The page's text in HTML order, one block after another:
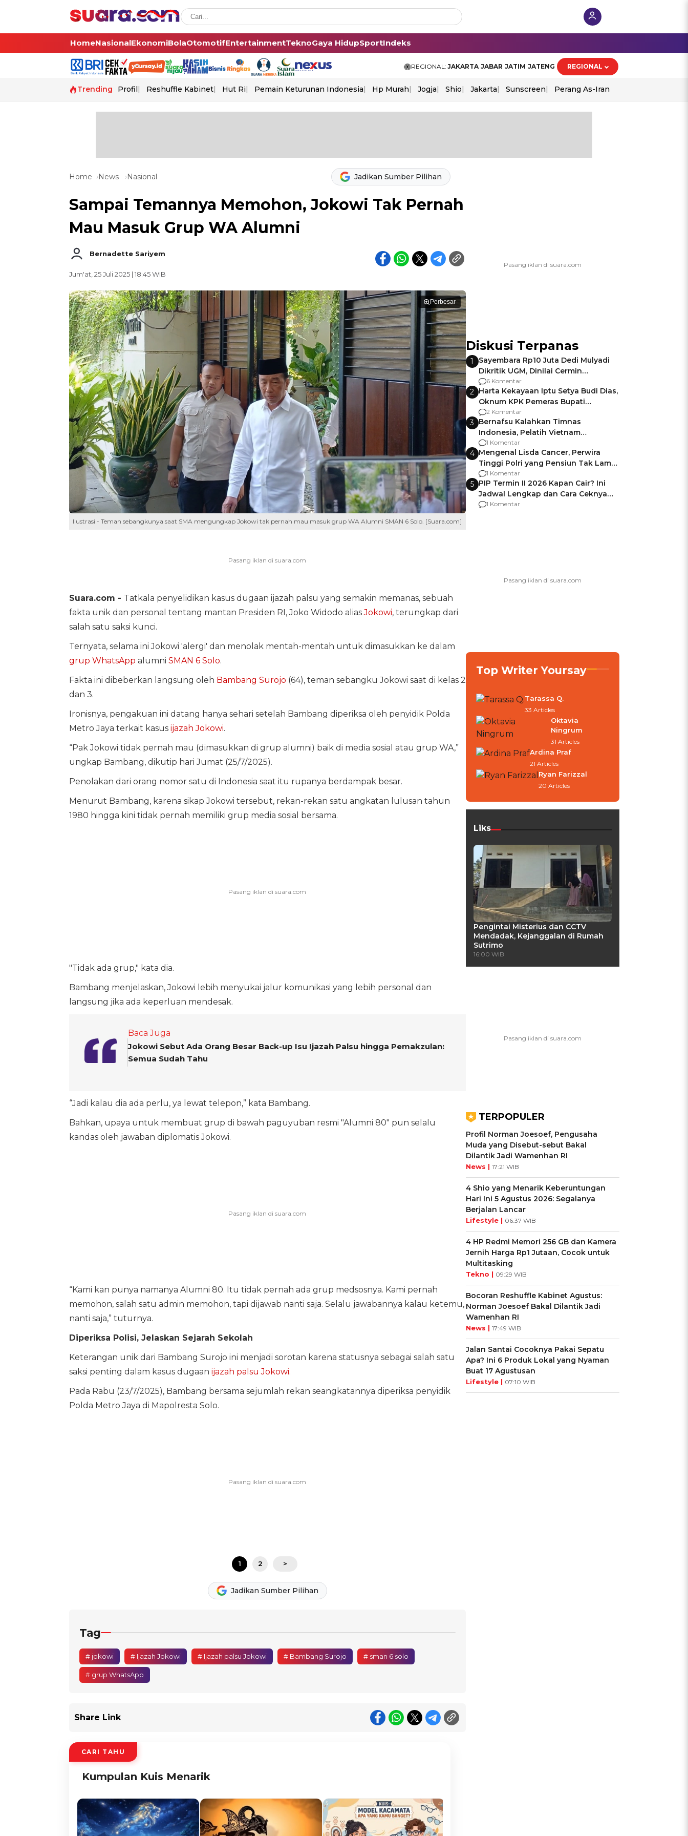
HomeNasionalEkonomiBolaOtomotifEntertainmentTeknoGaya HidupSportIndeks
REGIONAL: JAKARTA JABAR JATIM JATENG REGIONAL
Trending Profil Reshuffle Kabinet Hut Ri Pemain Keturunan Indonesia Hp Murah Jogja Shio Jakarta Sunscreen Perang As-Iran
Home News Nasional Jadikan Sumber Pilihan
Sampai Temannya Memohon, Jokowi Tak Pernah
Mau Masuk Grup WA Alumni
Bernadette Sariyem
Jum'at, 25 Juli 2025 | 18:45 WIB
Perbesar
Ilustrasi - Teman sebangkunya saat SMA mengungkap Jokowi tak pernah mau masuk grup WA Alumni SMAN 6 Solo. [Suara.com]
Suara.com - Tatkala penyelidikan kasus dugaan ijazah palsu yang semakin memanas, sebuah
fakta unik dan personal tentang mantan Presiden RI, Joko Widodo aliasJokowi, terungkap dari
salah satu saksi kunci.
Ternyata, selama ini Jokowi 'alergi' dan menolak mentah-mentah untuk dimasukkan ke dalam
grup WhatsApp alumni SMAN 6 Solo.
Fakta ini dibeberkan langsung oleh Bambang Surojo (64), teman sebangku Jokowi saat di kelas 2
dan 3.
Ironisnya, pengakuan ini datang hanya sehari setelah Bambang diperiksa oleh penyidik Polda
Metro Jaya terkait kasus ijazah Jokowi.
“Pak Jokowi tidak pernah mau (dimasukkan di grup alumni) baik di media sosial atau grup WA,”
ungkap Bambang, dikutip hari Jumat (25/7/2025).
Penolakan dari orang nomor satu di Indonesia saat itu rupanya berdampak besar.
Menurut Bambang, karena sikap Jokowi tersebut, rekan-rekan satu angkatan lulusan tahun
1980 hingga kini tidak pernah memiliki grup media sosial bersama.
"Tidak ada grup," kata dia.
Bambang menjelaskan, Jokowi lebih menyukai jalur komunikasi yang lebih personal dan
langsung jika ada keperluan mendesak.
Baca Juga
Jokowi Sebut Ada Orang Besar Back-up Isu Ijazah Palsu hingga Pemakzulan:
Semua Sudah Tahu
“Jadi kalau dia ada perlu, ya lewat telepon,” kata Bambang.
Bahkan, upaya untuk membuat grup di bawah paguyuban resmi "Alumni 80" pun selalu
kandas oleh jawaban diplomatis Jokowi.
“Kami kan punya namanya Alumni 80. Itu tidak pernah ada grup medsosnya. Kami pernah
memohon, salah satu admin memohon, tapi dijawab nanti saja. Selalu jawabannya kalau ketemu,
nanti saja,” tuturnya.
Diperiksa Polisi, Jelaskan Sejarah Sekolah
Keterangan unik dari Bambang Surojo ini menjadi sorotan karena statusnya sebagai salah satu
saksi penting dalam kasus dugaan ijazah palsu Jokowi.
Pada Rabu (23/7/2025), Bambang bersama sejumlah rekan seangkatannya diperiksa penyidik
Polda Metro Jaya di Mapolresta Solo.
1 2 >
Jadikan Sumber Pilihan
Tag
# jokowi # Ijazah Jokowi # Ijazah palsu Jokowi # Bambang Surojo # sman 6 solo
# grup WhatsApp
Share Link
CARI TAHU
Kumpulan Kuis Menarik
Diskusi Terpanas
1
Sayembara Rp10 Juta Dedi Mulyadi
Dikritik UGM, Dinilai Cermin
Gagalnya Negara Jamin Keamanan
6 Komentar
2 Harta Kekayaan Iptu Setya Budi Dias,
Oknum KPK Pemeras Bupati
Pemalang
2 Komentar
3 Bernafsu Kalahkan Timnas
Indonesia, Pelatih Vietnam
Berencana Pakai Jimat di Pakansari
1 Komentar
4 Mengenal Lisda Cancer, Perwira
Tinggi Polri yang Pensiun Tak Lama
Usai Jadi Brigjen
1 Komentar
5 PIP Termin II 2026 Kapan Cair? Ini
Jadwal Lengkap dan Cara Ceknya
agar Dana Tidak Hangus!
1 Komentar
Top Writer Yoursay
Tarassa Q.
33 Articles
Oktavia
Ningrum
31 Articles
Ardina Praf
21 Articles
Ryan Farizzal
20 Articles
Liks
Pengintai Misterius dan CCTV
Mendadak, Kejanggalan di Rumah
Sutrimo
16:00 WIB
TERPOPULER
Profil Norman Joesoef, Pengusaha
Muda yang Disebut-sebut Bakal
Dilantik Jadi Wamenhan RI
News | 17:21 WIB
4 Shio yang Menarik Keberuntungan
Hari Ini 5 Agustus 2026: Segalanya
Berjalan Lancar
Lifestyle | 06:37 WIB
4 HP Redmi Memori 256 GB dan Kamera
Jernih Harga Rp1 Jutaan, Cocok untuk
Multitasking
Tekno | 09:29 WIB
Bocoran Reshuffle Kabinet Agustus:
Norman Joesoef Bakal Dilantik Jadi
Wamenhan RI
News | 17:49 WIB
Jalan Santai Cocoknya Pakai Sepatu
Apa? Ini 6 Produk Lokal yang Nyaman
Buat 17 Agustusan
Lifestyle | 07:10 WIB